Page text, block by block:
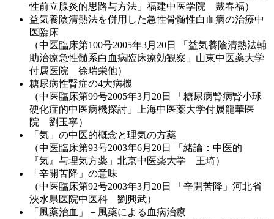
性前立腺炎的思路与方法」福建中医学院 戴春福）
益気養陰清熱法を併用した急性骨髄性白血病の治療中
医臨床
（中医臨床第100号2005年3月20日 「益気養陰清熱法輔
助治療急性髄系白血病臨床療効観察」山東中医薬大学
付属医院 徐瑞栄他）
糖尿病性腎症の4大病機
（中医臨床第99号2005年3月20日 「糖尿病腎病腎小球
硬化症的中医病機探討」上海中医薬大学付属龍華医
院 劉玉寧）
「気」の中医的概念と理気の方薬
（中医臨床第93号2003年6月20日 「緒論：中医的
『気』与理気方薬」北京中医薬大学 王琦）
「辛開苦降」の意味
（中医臨床第92号2003年3月20日 「辛開苦降」河北省
浹水県医院中医科 劉興武）
「風薬治血」－風薬による血病治療